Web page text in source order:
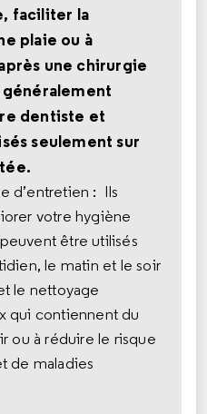
faciliter la
plaie ou à
une chirurgie
dentiste et
seulement sur
d’entretien : Ils
votre hygiène
être utilisés
le matin et le soir
le nettoyage
qui contiennent du
ou à réduire le risque
de maladies